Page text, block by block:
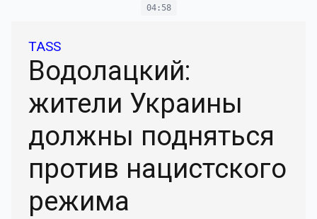
04:58
TASS
Водолацкий:
жители Украины
должны подняться
против нацистского
режима